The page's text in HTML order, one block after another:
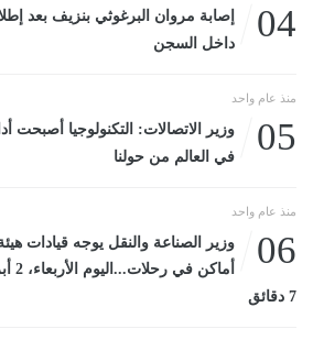
04
إصابة مروان البرغوثي بنزيف بعد
داخل السجن
منذ عام واحد
05
وزير الاتصالات: التكنولوجيا أصبحت
في العالم من حولنا
منذ عام واحد
06
وزير الصناعة والنقل يوجه قيادات
7 دقائق